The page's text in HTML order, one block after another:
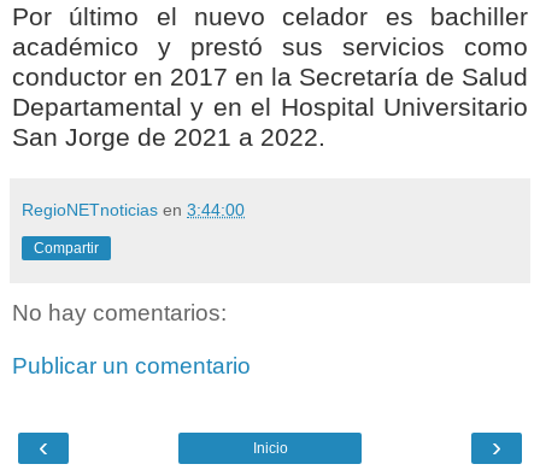
Por último el nuevo celador es bachiller
académico y prestó sus servicios como
conductor en 2017 en la Secretaría de Salud
Departamental y en el Hospital Universitario
San Jorge de 2021 a 2022.
RegioNETnoticias en 3:44:00
Compartir
No hay comentarios:
Publicar un comentario
‹ ›
Inicio